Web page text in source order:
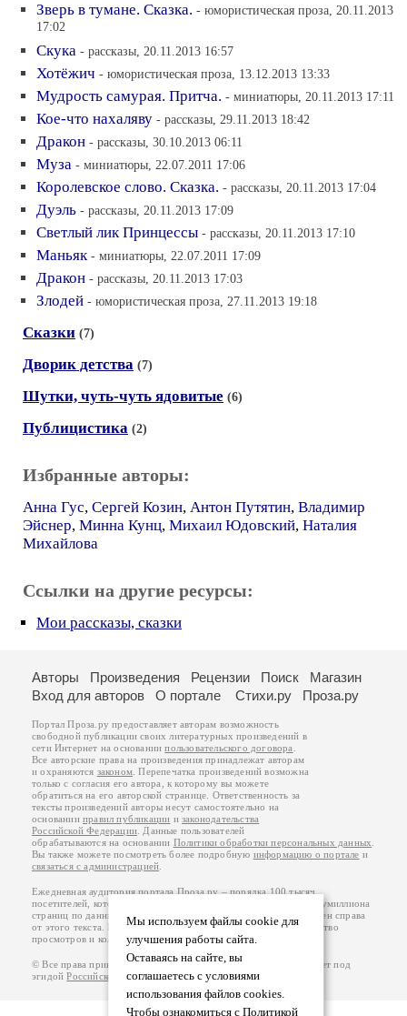
Зверь в тумане. Сказка. - юмористическая проза, 20.11.2013
17:02
Скука - рассказы, 20.11.2013 16:57
Хотёжич - юмористическая проза, 13.12.2013 13:33
Мудрость самурая. Притча. - миниатюры, 20.11.2013 17:11
Кое-что нахаляву - рассказы, 29.11.2013 18:42
Дракон - рассказы, 30.10.2013 06:11
Муза - миниатюры, 22.07.2011 17:06
Королевское слово. Сказка. - рассказы, 20.11.2013 17:04
Дуэль - рассказы, 20.11.2013 17:09
Светлый лик Принцессы - рассказы, 20.11.2013 17:10
Маньяк - миниатюры, 22.07.2011 17:09
Дракон - рассказы, 20.11.2013 17:03
Злодей - юмористическая проза, 27.11.2013 19:18
Сказки (7)
Дворик детства (7)
Шутки, чуть-чуть ядовитые (6)
Публицистика (2)
Избранные авторы:
Анна Гус, Сергей Козин, Антон Путятин, Владимир
Эйснер, Минна Кунц, Михаил Юдовский, Наталия
Михайлова
Ссылки на другие ресурсы:
Мои рассказы, сказки
Мы используем файлы cookie для
улучшения работы сайта.
Оставаясь на сайте, вы
соглашаетесь с условиями
использования файлов cookies.
Чтобы ознакомиться с Политикой
Авторы Произведения Рецензии Поиск
Магазин
Вход для авторов
О портале Стихи.ру Проза.ру
Портал Проза.ру предоставляет авторам возможность
свободной публикации своих литературных произведений в
сети Интернет на основаниипользовательского договора
Все авторские права на произведения принадлежат авторам
и охраняются законом . Перепечатка произведений возможна
только с согласия его автора, к которому вы можете
обратиться на его авторской странице. Ответственность за
тексты произведений авторы несут самостоятельно на
основанииправил публикации изаконодательства
Российской Федерации . Данные пользователей
обрабатываются на основании Политики обработки персональных данных
Вы также можете посмотреть более подробную информацию о портале и
связаться с администрацией
Ежедневная аудитория портала Проза.ру – порядка 100 тысяч
посетителей, которые в общей сумме просматривают более полумиллиона
страниц по данным счетчика посещаемости, который расположен справа
от этого текста. В каждой графе указано по две цифры: количество
просмотров и количество посетителей.
© Все права принадлежат авторам, 2000-2026. Портал работает под
эгидойРоссийского союза писателей.18+